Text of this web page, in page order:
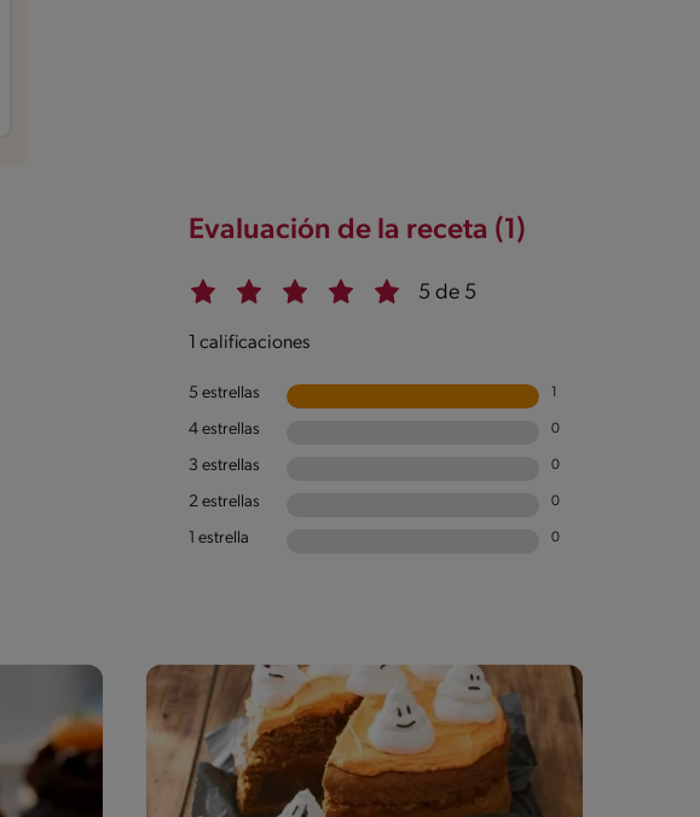
Evaluación de la receta (1)
5 de 5
1 calificaciones
5 estrellas 1
4 estrellas 0
3 estrellas 0
2 estrellas 0
1 estrella 0